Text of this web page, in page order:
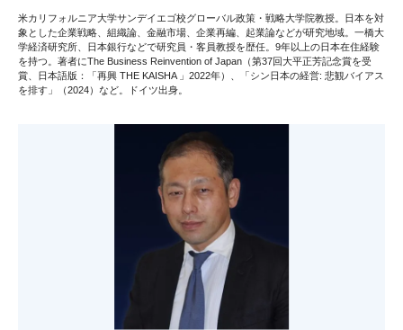
米カリフォルニア大学サンデイエゴ校グローバル政策・戦略大学院教授。日本を対
象とした企業戦略、組織論、金融市場、企業再編、起業論などが研究地域。一橋大
学経済研究所、日本銀行などで研究員・客員教授を歴任。9年以上の日本在住経験
を持つ。著者にThe Business Reinvention of Japan（第37回大平正芳記念賞を受
賞、日本語版：「再興 THE KAISHA 」2022年）、「シン日本の経営: 悲観バイアス
を排す」（2024）など。ドイツ出身。